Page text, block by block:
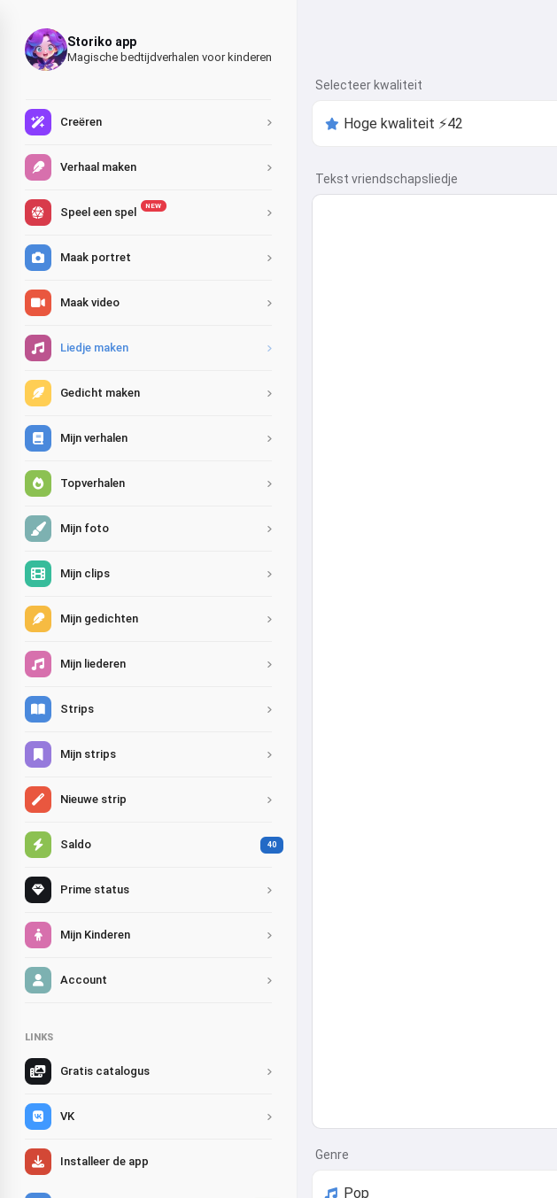
Storiko app
Magische bedtijdverhalen voor kinderen
Creëren
Verhaal maken
Speel een spel NEW
Maak portret
Maak video
Liedje maken
Gedicht maken
Mijn verhalen
Topverhalen
Mijn foto
Mijn clips
Mijn gedichten
Mijn liederen
Strips
Mijn strips
Nieuwe strip
Saldo 40
Prime status
Mijn Kinderen
Account
LINKS
Gratis catalogus
VK
Installeer de app
Selecteer kwaliteit
Tekst vriendschapsliedje
Genre